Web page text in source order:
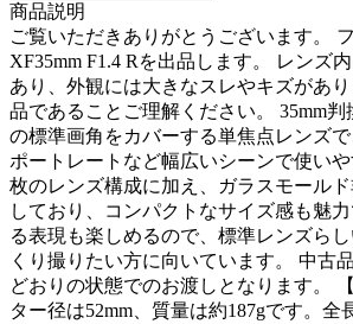
商品説明
ご覧いただきありがとうございます。
XF35mm F1.4 Rを出品します。 レンズ
あり、外観には大きなスレやキズがあ
品であることご理解ください。 35mm判
の標準画角をカバーする単焦点レンズ
ポートレートなど幅広いシーンで使い
枚のレンズ構成に加え、ガラスモール
しており、コンパクトなサイズ感も魅
る表現も楽しめるので、標準レンズら
くり撮りたい方に向いています。 中古
どおりの状態でのお渡しとなります。
ター径は52mm、質量は約187gです。全